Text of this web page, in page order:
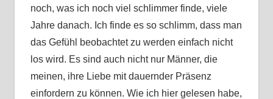
noch, was ich noch viel schlimmer finde, viele
Jahre danach. Ich finde es so schlimm, dass man
das Gefühl beobachtet zu werden einfach nicht
los wird. Es sind auch nicht nur Männer, die
meinen, ihre Liebe mit dauernder Präsenz
einfordern zu können. Wie ich hier gelesen habe,